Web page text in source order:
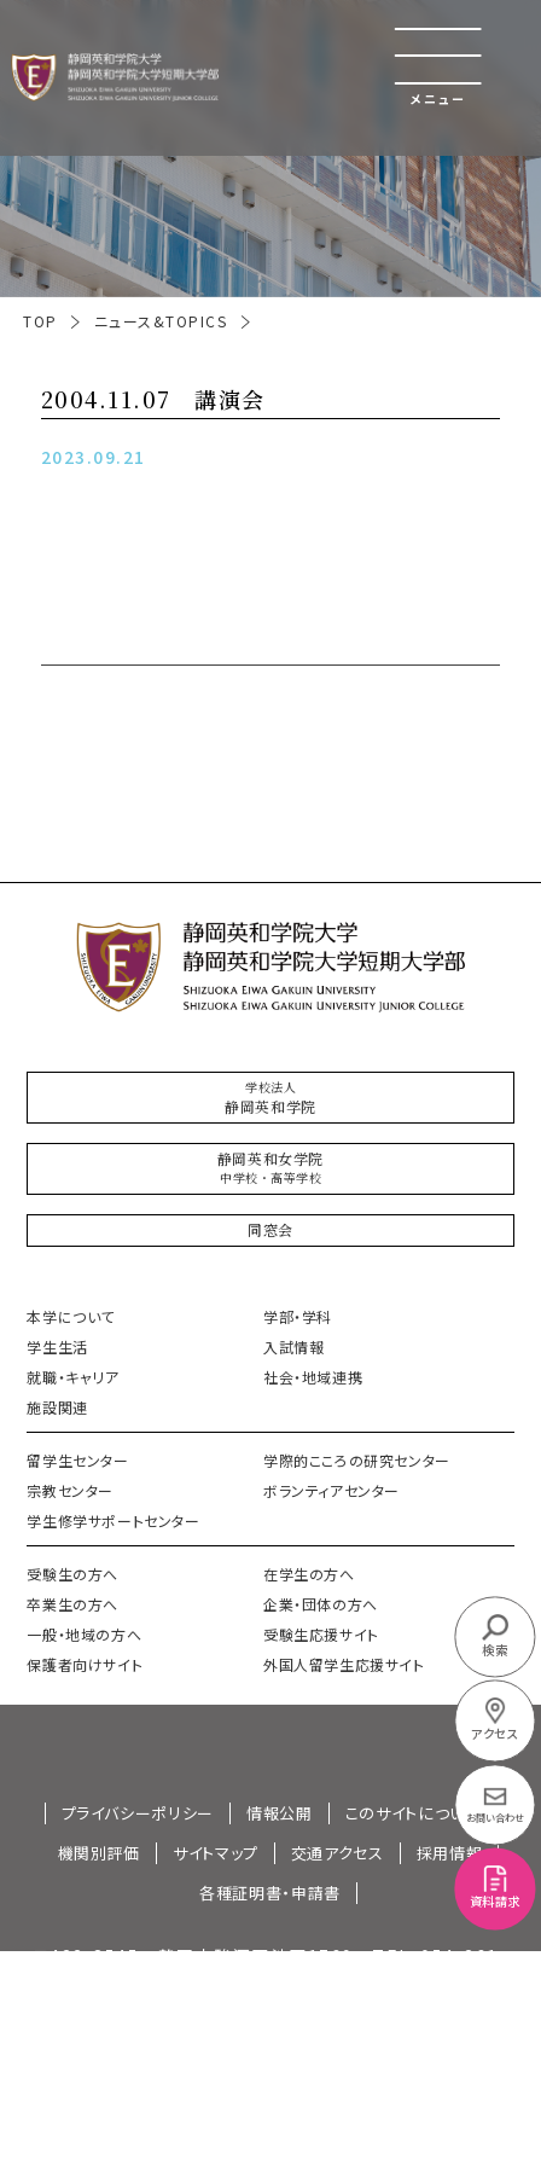
メニュー
検索
アクセス
お問い合わせ
資料請求
TOP ニュース&TOPICS
2004.11.07 講演会
2023.09.21
学校法人
静岡英和学院
静岡英和女学院
中学校・高等学校
同窓会
本学について
学部・学科
学生生活
入試情報
就職・キャリア
社会・地域連携
施設関連
留学生センター
学際的こころの研究センター
宗教センター
ボランティアセンター
学生修学サポートセンター
受験生の方へ
在学生の方へ
卒業生の方へ
企業・団体の方へ
一般・地域の方へ
受験生応援サイト
保護者向けサイト
外国人留学生応援サイト
プライバシーポリシー 情報公開
このサイトについて
機関別評価
サイトマップ 交通アクセス
採用情報
各種証明書・申請書
〒422-8545 静岡市駿河区池田1769 TEL：054-261-